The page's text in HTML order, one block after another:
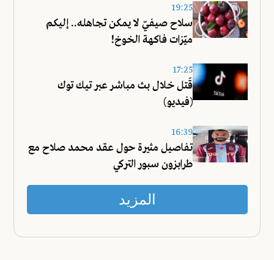
19:25
سلاح صيفيّ لا يمكن تجاهله.. إليكم
ميّزات فاكهة الخوخ!
17:25
قُتل خلال بث مباشر عبر تيك توك
(فيديو)
16:39
تفاصيل مثيرة حول عقد محمد صلاح مع
طرابزون سبور التركي
المزيد